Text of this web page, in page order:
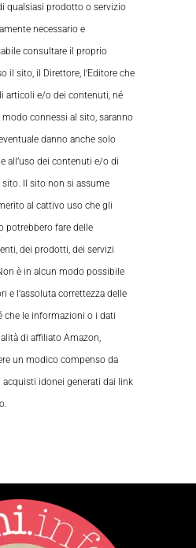
qualsiasi prodotto o servizio
necessario e
consultare il proprio
il sito, il Direttore, l’Editore che
articoli e/o dei contenuti, né
connessi al sito, saranno
danno anche solo
all’uso dei contenuti e/o di
Il sito non si assume
al cattivo uso che gli
potrebbero fare delle
dei prodotti, dei servizi
è in alcun modo possibile
e l’assoluta correttezza delle
che le informazioni o i dati
di affiliato Amazon,
un modico compenso da
acquisti idonei generati dai link